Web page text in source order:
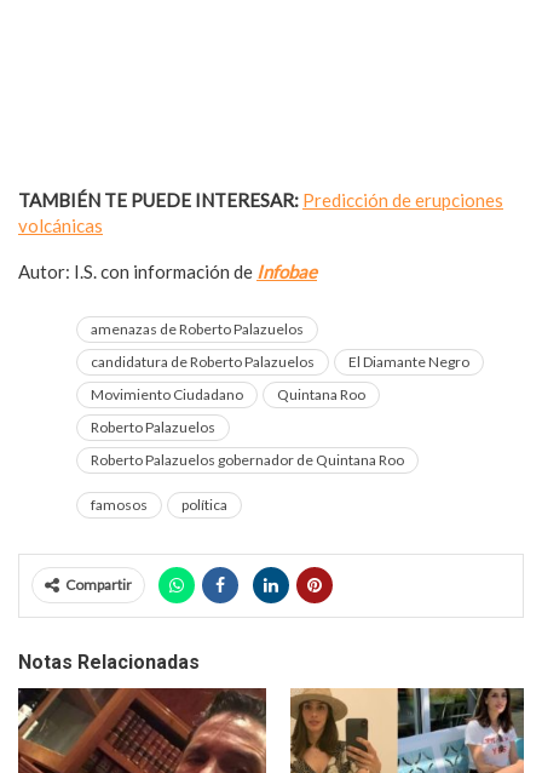
TAMBIÉN TE PUEDE INTERESAR: Predicción de erupciones
volcánicas
Autor: I.S. con información de Infobae
amenazas de Roberto Palazuelos
candidatura de Roberto Palazuelos
El Diamante Negro
Movimiento Ciudadano
Quintana Roo
Roberto Palazuelos
Roberto Palazuelos gobernador de Quintana Roo
famosos política
Compartir
Notas Relacionadas